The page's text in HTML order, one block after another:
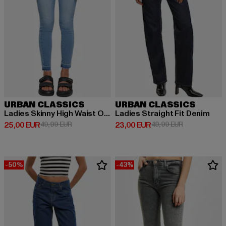
URBAN CLASSICS
Ladies Skinny High Waist Open Hem Jeans
25,00 EUR
Derzeitiger Preis: 25,00 EUR
49,99 EURAktionspreis: 49,99 EUR
URBAN CLASSICS
Ladies Straight Fit Denim
23,00 EUR
Derzeitiger Preis: 23,00 EUR
49,99 EURAktionspreis:
-50% -43%